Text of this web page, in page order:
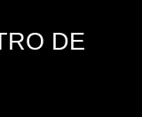
DE